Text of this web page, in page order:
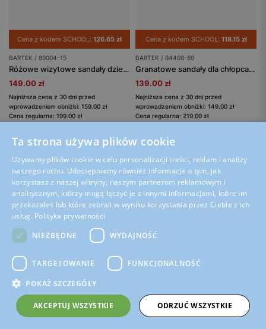
Cena z kodem SCHOOL: 126.65 zł
BARTEK / 89004-15
Różowe wizytowe sandały dziewczęce z motylkiem
149.00 zł
Najniższa cena z 30 dni przed
wprowadzeniem obniżki: 159.00 zł
Cena regularna: 199.00 zł
Cena z kodem SCHOOL: 118.15 zł
BARTEK / 84408-66
Granatowe sandały dla chłopca z brązowymi wstawkami BARTEK 84408-66
139.00 zł
Najniższa cena z 30 dni przed
wprowadzeniem obniżki: 149.00 zł
Cena regularna: 219.00 zł
Wyprzedaż
37%
Tylko online
Cena z kodem SCHOOL:
Ostatnie pary
Wyprzedaż
55%
Tylko online
BARTEK / 11227017
Ta strona używa plików cookie
Używamy plików cookie w celu personalizacji treści, reklam i analizy
naszego ruchu. Udostępniamy również informacje o tym, jak
korzystasz z naszej witryny, naszym partnerom reklamowym i
analitycznym, którzy mogą łączyć je z innymi informacjami, które im
przekazałeś lub które zebrali w wyniku korzystania przez Ciebie z ich
usług. Polityka prywatności
NIEZBĘDNE
WYDAJNOŚĆ
TARGETOWANIE FUNKCJONALNOŚĆ
POKAŻ SZCZEGÓŁY
AKCEPTUJ WSZYSTKIE ODRZUĆ WSZYSTKIE